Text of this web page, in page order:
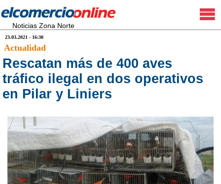
Noticias Zona Norte
23.03.2021 - 16:30
Actualidad
Rescatan más de 400 aves
tráfico ilegal en dos operativos
en Pilar y Liniers